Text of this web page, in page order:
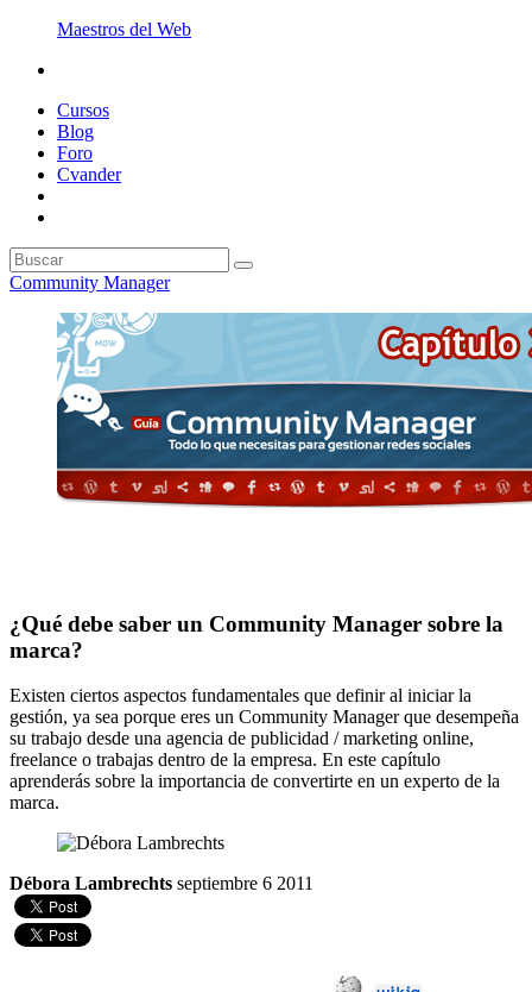
Maestros del Web
Cursos
Blog
Foro
Cvander
Community Manager
¿Qué debe saber un Community Manager sobre la
marca?
Existen ciertos aspectos fundamentales que definir al iniciar la
gestión, ya sea porque eres un Community Manager que desempeña
su trabajo desde una agencia de publicidad / marketing online,
freelance o trabajas dentro de la empresa. En este capítulo
aprenderás sobre la importancia de convertirte en un experto de la
marca.
Débora Lambrechts septiembre 6 2011